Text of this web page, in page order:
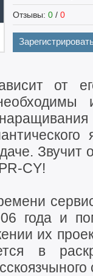
Отзывы: 0 / 0
от
CY!
года и
их
в